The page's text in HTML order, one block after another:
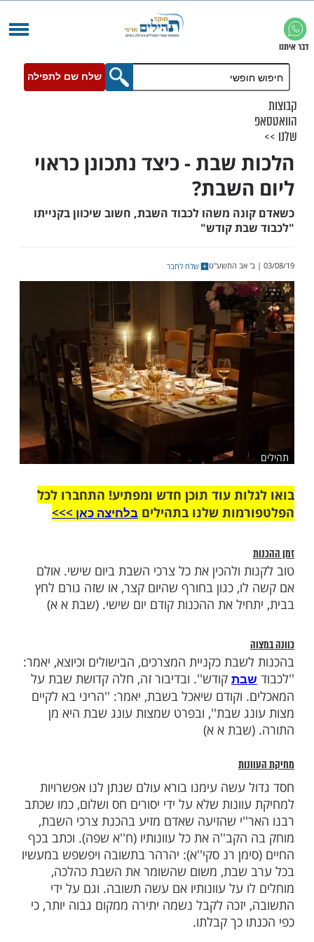
שלח שם לתפילה
שבת - כיצד נתכונן כראוי
משהו לכבוד השבת, חשוב שיכוון בקנייתו
קודש"
שלח לחבר
עוד תוכן חדש ומפתיע! התחברו לכל
שלנו בתהילים
ולהכין את כל צרכי השבת ביום שישי. אולם
כגון בחורף שהיום קצר, או שזה גורם לחץ
כקניית המצרכים, הבישולים וכיוצא, יאמר:
קודש''. ובדיבור זה, חלה קדושת שבת על
וקודם שיאכל בשבת, יאמר: ''הריני בא לקיים
שבת'', ובפרט שמצות עונג שבת היא מן
א א)